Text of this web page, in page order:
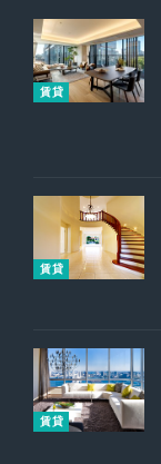
賃貸
賃貸
賃貸